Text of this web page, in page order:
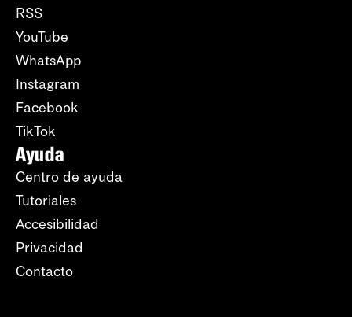
RSS
YouTube
WhatsApp
Instagram
Facebook
TikTok
Ayuda
Centro de ayuda
Tutoriales
Accesibilidad
Privacidad
Contacto